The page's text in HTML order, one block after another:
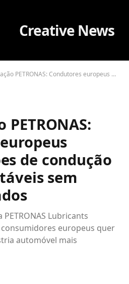
Condutores europeus pedem opções de condução mais sustentáveis sem custos elevados
de condução
sem
Lubricants
europeus quer
automóvel mais